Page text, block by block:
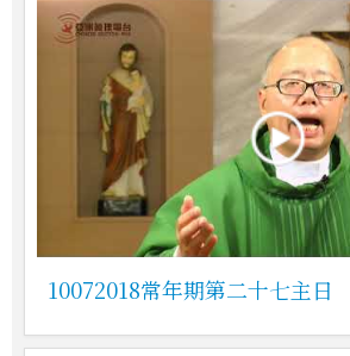
10072018常年期第二十七主日